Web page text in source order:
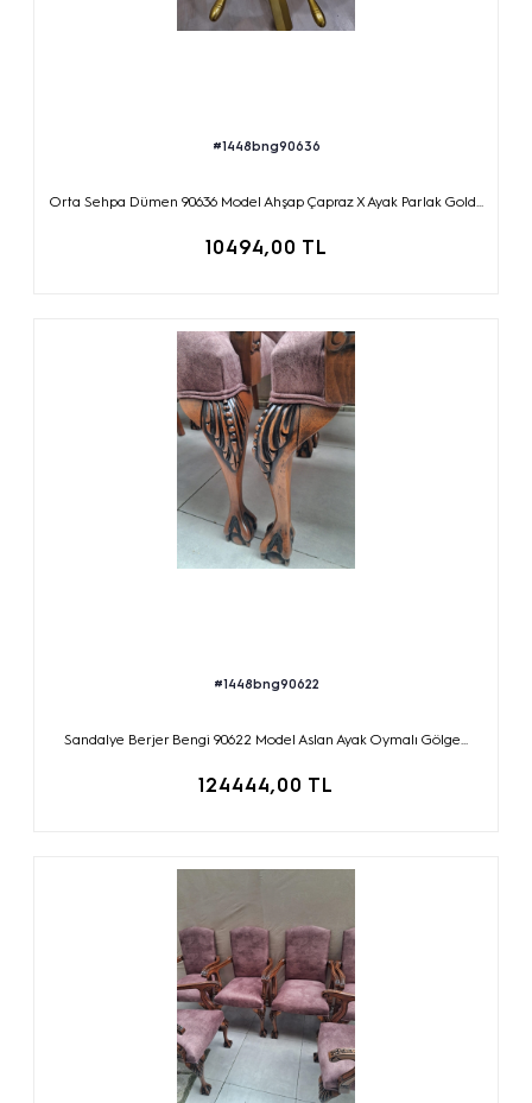
#1448bng90636
Orta Sehpa Dümen 90636 Model Ahşap Çapraz X Ayak Parlak Gold...
10494,00 TL
#1448bng90622
Sandalye Berjer Bengi 90622 Model Aslan Ayak Oymalı Gölge...
124444,00 TL